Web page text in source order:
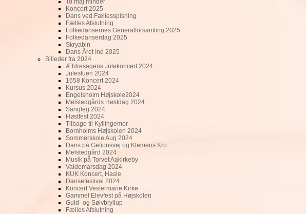
To maj minder
Koncert 2025
Dans ved Fællesspisning
Fælles Afslutning
Folkedansernes Generalforsamling 2025
Folkedanserdag 2025
Skryabin
Dans Året Ind 2025
Billeder fra 2024
Ældresagens Julekoncert 2024
Julestuen 2024
1658 Koncert 2024
Kursus 2024
Engelsholm Højskole2024
Melstedgårds Høstdag 2024
Sangleg 2024
Høstfest 2024
Tilbage til Kyllingemor
Bornholms Højskolen 2024
Sommerskole Aug 2024
Dans på Gefionsvej og Klemens Kro
Melstedgård 2024
Musik på Torvet Aakirkeby
Valdemarsdag 2024
KUK Koncert, Hasle
Dansefestival 2024
Koncert Vestermarie Kirke
Gammel Elevfest på Højskolen
Guld- og Sølvbryllup
Fælles Afslutning